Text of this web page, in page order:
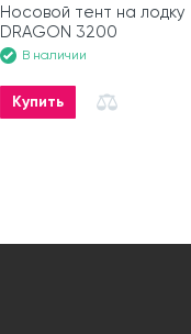
Носовой тент на лодку
DRAGON 3200
В наличии
Купить